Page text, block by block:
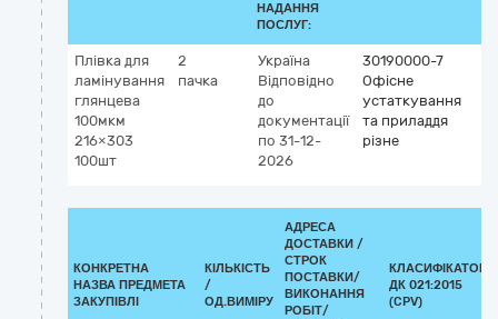
НАДАННЯ
ПОСЛУГ:
Плівка для
ламінування
глянцева
100мкм
216×303
100шт
2
пачка
Україна
Відповідно
до
документації
по 31-12-
2026
30190000-7
Офісне
устаткування
та приладдя
різне
КОНКРЕТНА
НАЗВА ПРЕДМЕТА
ЗАКУПІВЛІ
КІЛЬКІСТЬ
/
ОД.ВИМІРУ
АДРЕСА
ДОСТАВКИ /
СТРОК
ПОСТАВКИ/
ВИКОНАННЯ
РОБІТ/
КЛАСИФІКАТОР
ДК 021:2015
(CPV)